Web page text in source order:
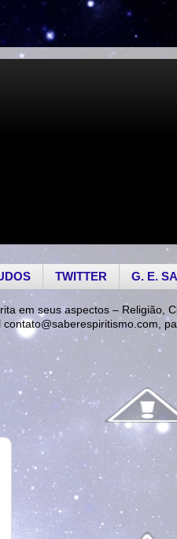
TWITTER G. E.
em seus aspectos – Religião,
contato@saberespiritismo.com ,